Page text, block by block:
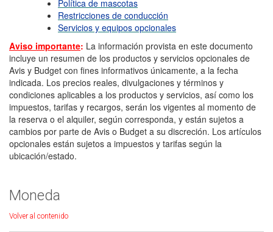
Política de mascotas
Restricciones de conducción
Servicios y equipos opcionales
Aviso importante: La información provista en este documento
incluye un resumen de los productos y servicios opcionales de
Avis y Budget con fines informativos únicamente, a la fecha
indicada. Los precios reales, divulgaciones y términos y
condiciones aplicables a los productos y servicios, así como los
impuestos, tarifas y recargos, serán los vigentes al momento de
la reserva o el alquiler, según corresponda, y están sujetos a
cambios por parte de Avis o Budget a su discreción. Los artículos
opcionales están sujetos a impuestos y tarifas según la
ubicación/estado.
Moneda
Volver al contenido